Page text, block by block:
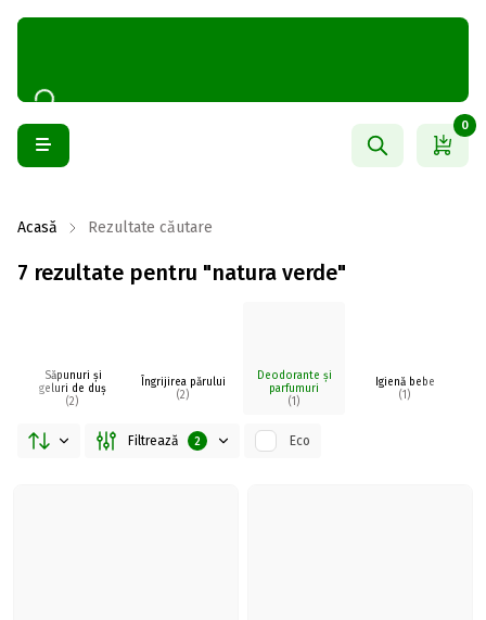
0
Acasă Rezultate căutare
7 rezultate pentru "natura verde"
Săpunuri și
geluri de duș
(2)
Îngrijirea părului
(2)
Deodorante și
parfumuri
(1)
Igienă bebe
(1)
Filtrează 2 Eco